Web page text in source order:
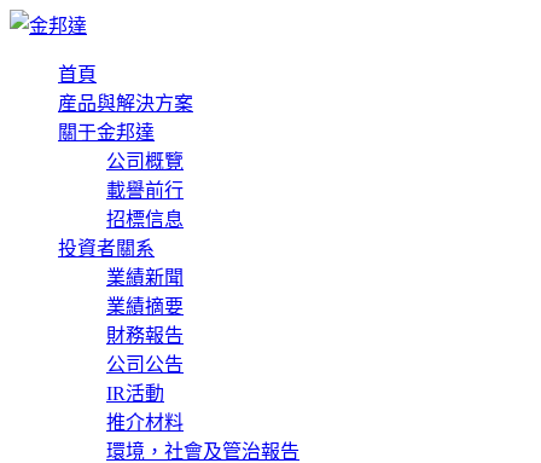
首頁
産品與解決方案
關于金邦達
公司概覽
載譽前行
招標信息
投資者關系
業績新聞
業績摘要
財務報告
公司公告
IR活動
推介材料
環境，社會及管治報告